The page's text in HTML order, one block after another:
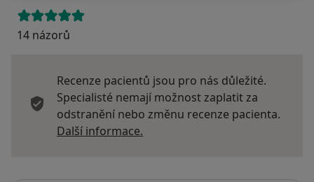
14 názorů
Recenze pacientů jsou pro nás důležité.
Specialisté nemají možnost zaplatit za
odstranění nebo změnu recenze pacienta.
Další informace.